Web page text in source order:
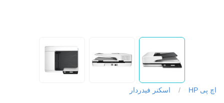
اچ پی HP / اسکنر فیدردار